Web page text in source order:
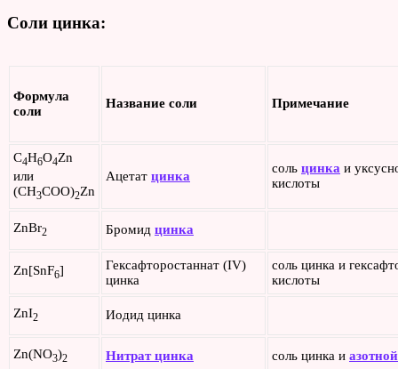
Соли цинка:
Формула
соли
Название соли Примечание
C4H6O4Zn
или
(CH3COO)2Zn
Ацетат цинка
соль цинка и
кислоты
ZnBr2 Бромид цинка
Zn[SnF6]
Гексафторостаннат (IV)
цинка
соль цинка и
кислоты
ZnI2 Иодид цинка
Zn(NO3)2 Нитрат цинка соль цинка и